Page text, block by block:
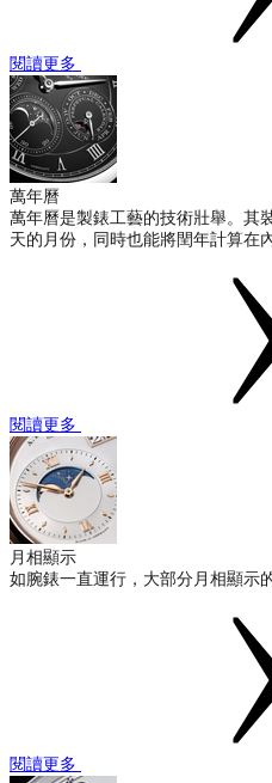
閱讀更多
萬年曆
萬年曆是製錶工藝的技術壯舉。其
天的月份，同時也能將閏年計算在內
閱讀更多
月相顯示
如腕錶一直運行，大部分月相顯示
閱讀更多